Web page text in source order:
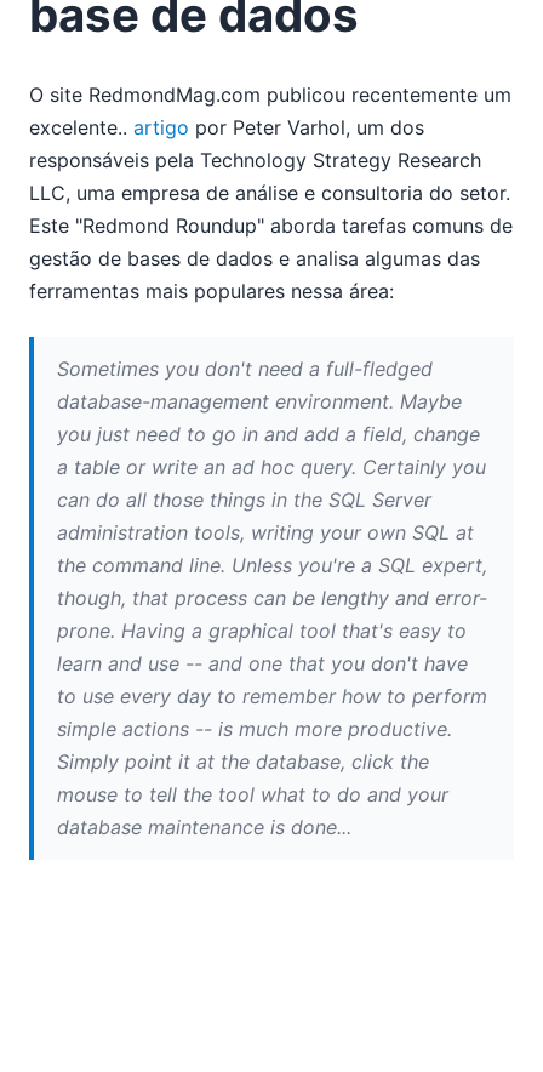
Como sugerir melhorias ou novas funcionalidades
A versão 2008r2 do Altova UModel inclui modelagem
de processos de negócio, camadas, suporte para Java
6.0, C# 3.0 e VB 9.0, além de muitas outras
funcionalidades
08
09
10
2007
base de dados
O site RedmondMag.com publicou recentemente um
excelente.. artigo por Peter Varhol, um dos
responsáveis pela Technology Strategy Research
LLC, uma empresa de análise e consultoria do setor.
Este "Redmond Roundup" aborda tarefas comuns de
gestão de bases de dados e analisa algumas das
ferramentas mais populares nessa área:
Sometimes you don't need a full-fledged
database-management environment. Maybe
you just need to go in and add a field, change
a table or write an ad hoc query. Certainly you
can do all those things in the SQL Server
administration tools, writing your own SQL at
the command line. Unless you're a SQL expert,
though, that process can be lengthy and error-
prone. Having a graphical tool that's easy to
learn and use -- and one that you don't have
to use every day to remember how to perform
simple actions -- is much more productive.
Simply point it at the database, click the
mouse to tell the tool what to do and your
database maintenance is done...